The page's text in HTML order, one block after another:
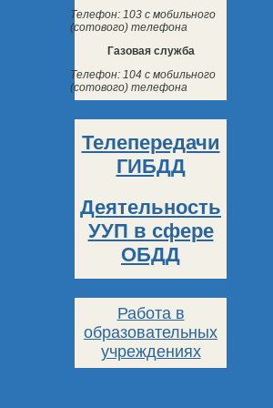
Телефон: 103 с мобильного
(сотового) телефона
Газовая служба
Телефон: 104 с мобильного
(сотового) телефона
Телепередачи
ГИБДД
Деятельность
УУП в сфере
ОБДД
Работа в
образовательных
учреждениях